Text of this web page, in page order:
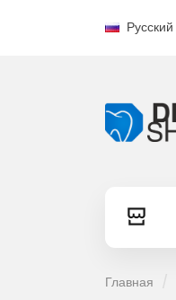
Русский
Главная